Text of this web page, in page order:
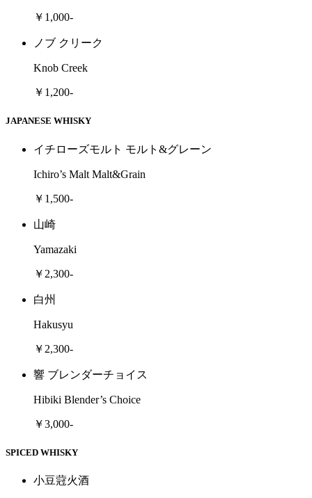
￥1,000-
ノブ クリーク
Knob Creek
￥1,200-
JAPANESE WHISKY
イチローズモルト モルト&グレーン
Ichiro’s Malt Malt&Grain
￥1,500-
山崎
Yamazaki
￥2,300-
白州
Hakusyu
￥2,300-
響 ブレンダーチョイス
Hibiki Blender’s Choice
￥3,000-
SPICED WHISKY
小豆蒄火酒